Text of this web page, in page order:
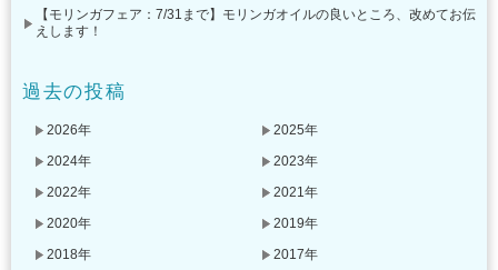
【モリンガフェア：7/31まで】モリンガオイルの良いところ、改めてお伝
えします！
過去の投稿
2026年
2025年
2024年
2023年
2022年
2021年
2020年
2019年
2018年
2017年